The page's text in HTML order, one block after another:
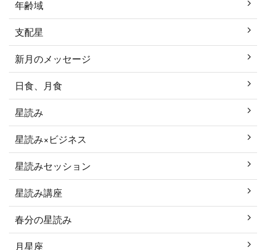
年齢域
支配星
新月のメッセージ
日食、月食
星読み
星読み×ビジネス
星読みセッション
星読み講座
春分の星読み
月星座